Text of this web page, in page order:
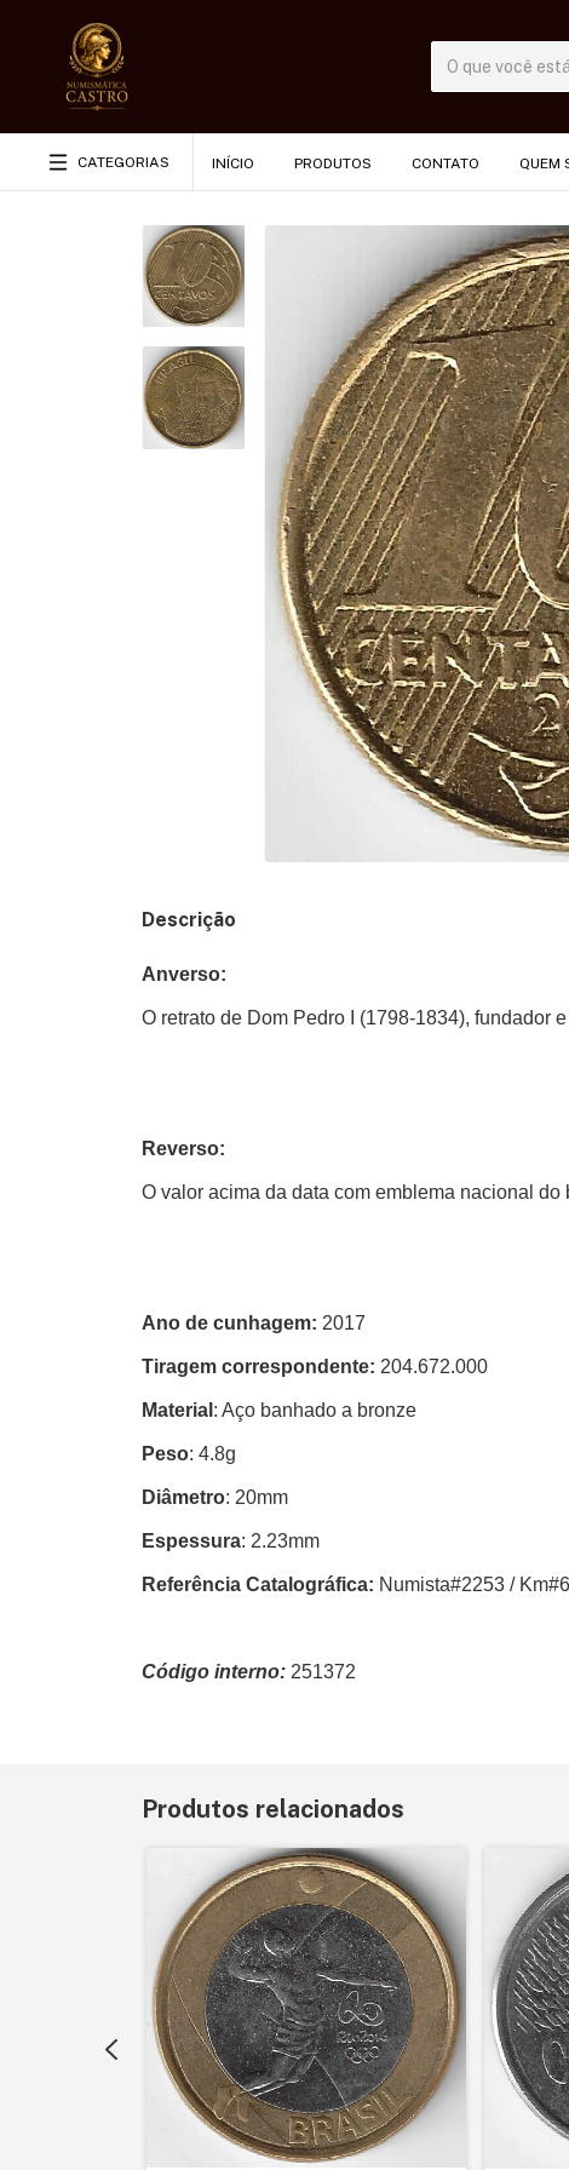
CATEGORIAS INÍCIO PRODUTOS CONTATO QUEM
Descrição
Anverso:
O retrato de Dom Pedro I (1798-1834), fundador
Reverso:
O valor acima da data com emblema nacional
Ano de cunhagem: 2017
Tiragem correspondente: 204.672.000
Material : Aço banhado a bronze
Peso: 4.8g
Diâmetro: 20mm
Espessura: 2.23mm
Referência Catalográfica: Numista#2253 /
Código interno: 251372
Produtos relacionados